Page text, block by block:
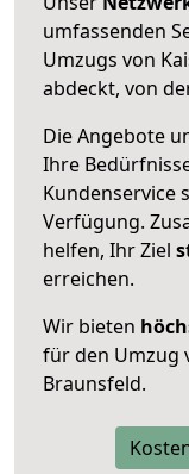
umfassenden
Umzugs von
abdeckt, von
Die Angebote
Ihre
Kundenservice
Verfügung.
helfen, Ihr Ziel
erreichen.
Wir bieten
für den Umzug
Braunsfeld.